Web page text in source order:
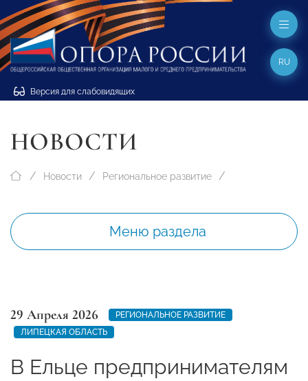
Версия для слабовидящих
RU
НОВОСТИ
Новости Региональное развитие
Меню раздела
29 Апреля 2026
РЕГИОНАЛЬНОЕ РАЗВИТИЕ
ЛИПЕЦКАЯ ОБЛАСТЬ
В Ельце предпринимателям